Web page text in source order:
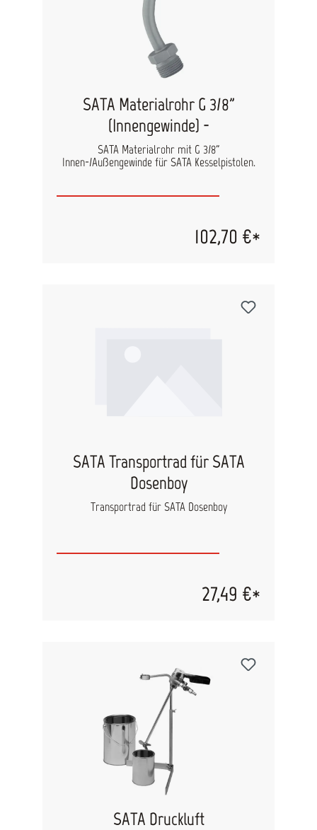
SATA Materialrohr G 3/8"
(Innengewinde) -
SATA Materialrohr mit G 3/8"
Innen-/Außengewinde für SATA Kesselpistolen.
102,70 €*
SATA Transportrad für SATA
Dosenboy
Transportrad für SATA Dosenboy
27,49 €*
SATA Druckluft